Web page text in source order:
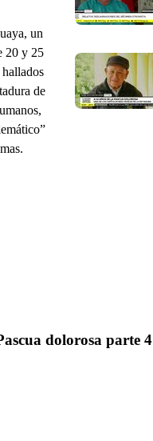
un
20 y 25
de
dolorosa parte 4